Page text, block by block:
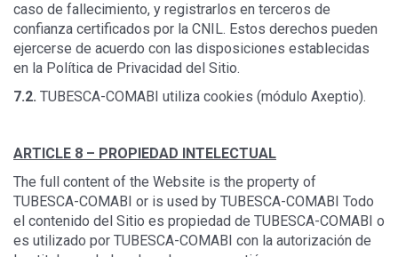
caso de fallecimiento, y registrarlos en terceros de
confianza certificados por la CNIL. Estos derechos pueden
ejercerse de acuerdo con las disposiciones establecidas
en la Política de Privacidad del Sitio.
7.2. TUBESCA-COMABI utiliza cookies (módulo Axeptio).
ARTICLE 8 – PROPIEDAD INTELECTUAL
The full content of the Website is the property of
TUBESCA-COMABI or is used by TUBESCA-COMABI Todo
el contenido del Sitio es propiedad de TUBESCA-COMABI o
es utilizado por TUBESCA-COMABI con la autorización de